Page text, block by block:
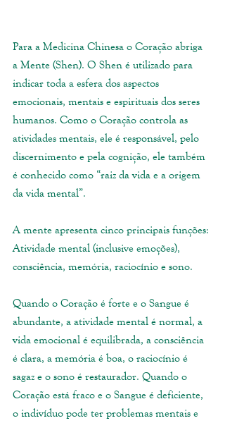
Para a Medicina Chinesa o Coração abriga
a Mente (Shen). O Shen é utilizado para
indicar toda a esfera dos aspectos
emocionais, mentais e espirituais dos seres
humanos. Como o Coração controla as
atividades mentais, ele é responsável, pelo
discernimento e pela cognição, ele também
é conhecido como “raiz da vida e a origem
da vida mental”.
A mente apresenta cinco principais funções:
Atividade mental (inclusive emoções),
consciência, memória, raciocínio e sono.
Quando o Coração é forte e o Sangue é
abundante, a atividade mental é normal, a
vida emocional é equilibrada, a consciência
é clara, a memória é boa, o raciocínio é
sagaz e o sono é restaurador. Quando o
Coração está fraco e o Sangue é deficiente,
o indivíduo pode ter problemas mentais e